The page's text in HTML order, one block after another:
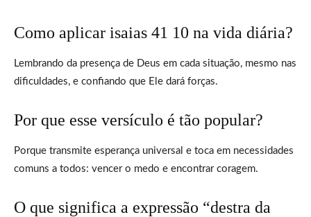
Como aplicar isaias 41 10 na vida diária?
Lembrando da presença de Deus em cada situação, mesmo nas
dificuldades, e confiando que Ele dará forças.
Por que esse versículo é tão popular?
Porque transmite esperança universal e toca em necessidades
comuns a todos: vencer o medo e encontrar coragem.
O que significa a expressão “destra da